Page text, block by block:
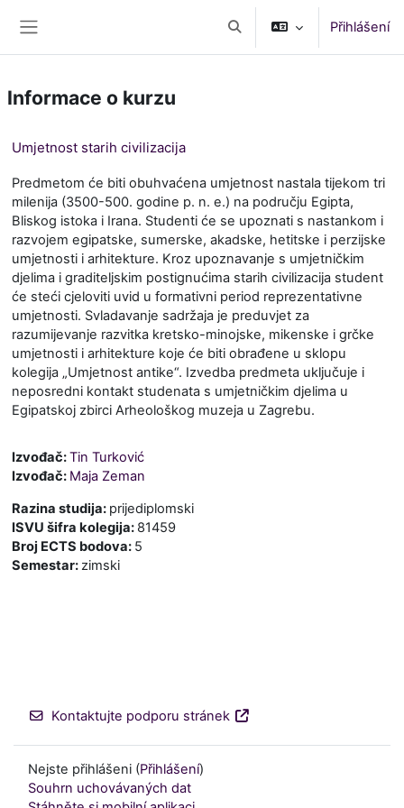
Přepnout vyhledáváníPřihlášení
Informace o kurzu
Umjetnost starih civilizacija
Predmetom će biti obuhvaćena umjetnost nastala tijekom tri
milenija (3500-500. godine p. n. e.) na području Egipta,
Bliskog istoka i Irana. Studenti će se upoznati s nastankom i
razvojem egipatske, sumerske, akadske, hetitske i perzijske
umjetnosti i arhitekture. Kroz upoznavanje s umjetničkim
djelima i graditeljskim postignućima starih civilizacija student
će steći cjeloviti uvid u formativni period reprezentativne
umjetnosti. Svladavanje sadržaja je preduvjet za
razumijevanje razvitka kretsko-minojske, mikenske i grčke
umjetnosti i arhitekture koje će biti obrađene u sklopu
kolegija „Umjetnost antike“. Izvedba predmeta uključuje i
neposredni kontakt studenata s umjetničkim djelima u
Egipatskoj zbirci Arheološkog muzeja u Zagrebu.
Izvođač:Tin Turković
Izvođač: Maja Zeman
Razina studija: prijediplomski
ISVU šifra kolegija: 81459
Broj ECTS bodova: 5
Semestar:zimski
Kontaktujte podporu stránek
Nejste přihlášeni (Přihlášení)
Souhrn uchovávaných dat